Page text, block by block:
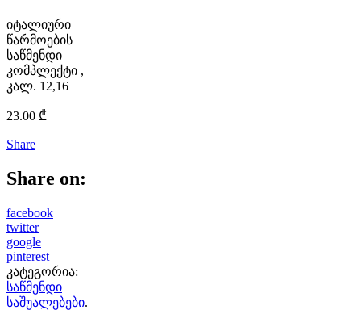
იტალიური
წარმოების
საწმენდი
კომპლექტი ,
კალ. 12,16
23.00 ₾
Share
Share on:
facebook
twitter
google
pinterest
კატეგორია:
საწმენდი
საშუალებები.